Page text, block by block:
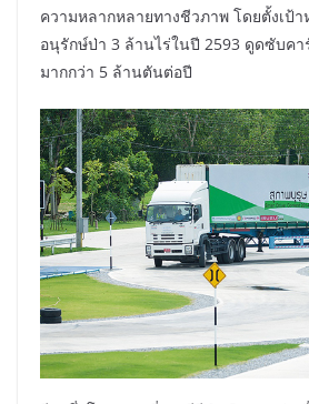
ความหลากหลายทางชีวภาพ โดยตั้งเป้
อนุรักษ์ป่า 3 ล้านไร่ในปี 2593 ดูดซับค
มากกว่า 5 ล้านตันต่อปี